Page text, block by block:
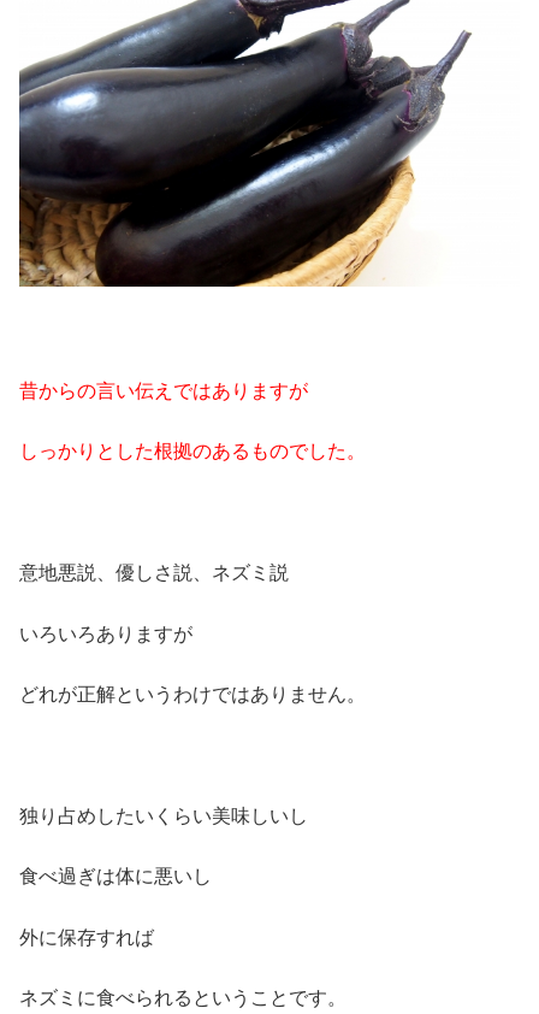
昔からの言い伝えではありますが
しっかりとした根拠のあるものでした。
意地悪説、優しさ説、ネズミ説
いろいろありますが
どれが正解というわけではありません。
独り占めしたいくらい美味しいし
食べ過ぎは体に悪いし
外に保存すれば
ネズミに食べられるということです。